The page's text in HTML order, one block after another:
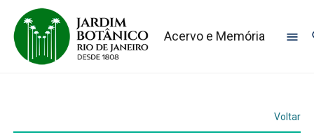
Acervo e Memória
Voltar